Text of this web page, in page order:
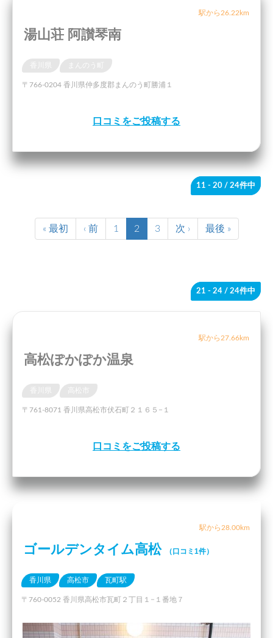
駅から26.22km
湯山荘 阿讃琴南
香川県 まんのう町
〒766-0204 香川県仲多度郡まんのう町勝浦１
口コミをご投稿する
11 - 20 / 24件中
« 最初 ‹ 前 1 2 3 次 › 最後 »
21 - 24 / 24件中
駅から27.66km
高松ぽかぽか温泉
香川県
〒761-8071 香川県高松市伏石町２１６５−１
口コミをご投稿する
駅から28.00km
ゴールデンタイム高松 （口コミ1件）
香川県 高松市 瓦町駅
〒760-0052 香川県高松市瓦町２丁目１−１番地７